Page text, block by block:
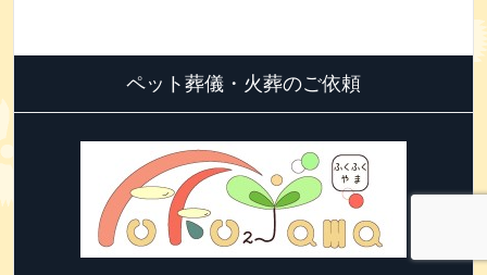
ペット葬儀・火葬のご依頼